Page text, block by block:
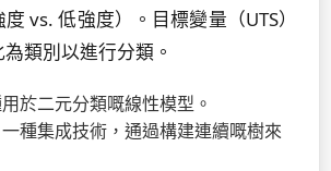
vs. 低強度）。目標變量（UTS）
類別以進行分類。
於二元分類嘅線性模型。
一種集成技術，通過構建連續嘅樹來